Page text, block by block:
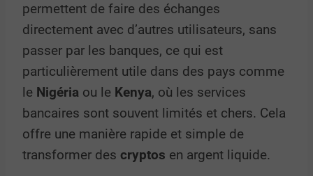
permettent de faire des échanges
directement avec d’autres utilisateurs, sans
passer par les banques, ce qui est
particulièrement utile dans des pays comme
le Nigéria ou le Kenya, où les services
bancaires sont souvent limités et chers. Cela
offre une manière rapide et simple de
transformer des cryptos en argent liquide.